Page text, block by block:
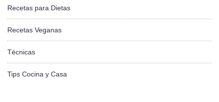
Recetas para Dietas
Recetas Veganas
Técnicas
Tips Cocina y Casa